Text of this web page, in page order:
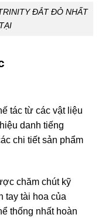
ĐẮT ĐỎ NHẤT
tác từ các vật liệu
danh tiếng
chi tiết sản phẩm
chăm chút kỹ
tay tài hoa của
thống nhất hoàn